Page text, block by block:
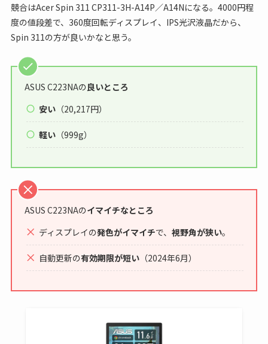
競合はAcer Spin 311 CP311-3H-A14P／A14Nになる。4000円程
度の値段差で、360度回転ディスプレイ、IPS光沢液晶だから、
Spin 311の方が良いかなと思う。
ASUS C223NAの良いところ
安い （20,217円）
軽い （999g）
ASUS C223NAのイマイチなところ
ディスプレイの発色がイマイチで、視野角が狭い。
自動更新の有効期限が短い （2024年6月）